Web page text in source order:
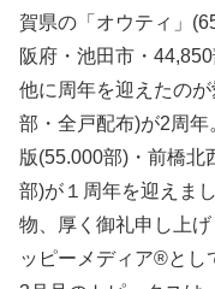
賀県の「オウティ」
阪府・池田市・
他に周年を迎えたの
部・全戸配布)が2周
版(55.000部)・前橋北
部)が１周年を迎えま
物、厚く御礼申し上
ッピーメディア®とし